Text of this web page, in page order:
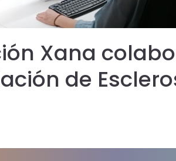
Xana
de
(femcet)